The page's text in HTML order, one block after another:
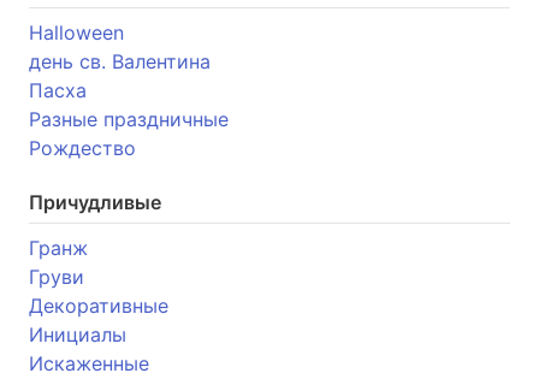
Halloween
день св. Валентина
Пасха
Разные праздничные
Рождество
Причудливые
Гранж
Груви
Декоративные
Инициалы
Искаженные